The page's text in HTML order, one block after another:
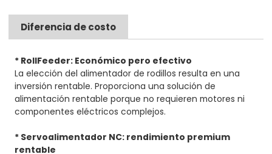
Diferencia de costo
* RollFeeder: Económico pero efectivo
La elección del alimentador de rodillos resulta en una
inversión rentable. Proporciona una solución de
alimentación rentable porque no requieren motores ni
componentes eléctricos complejos.
* Servoalimentador NC: rendimiento premium
rentable